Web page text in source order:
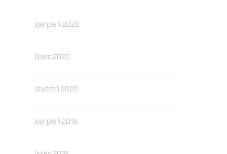
sierpień 2020
lipiec 2020
styczeń 2020
sierpień 2019